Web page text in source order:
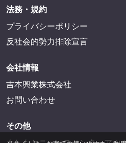
法務・規約
プライバシーポリシー
反社会的勢力排除宣言
会社情報
吉本興業株式会社
お問い合わせ
その他